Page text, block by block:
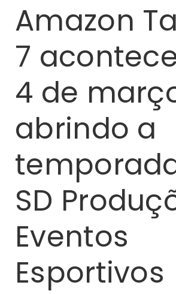
Amazon
7
4 de
abrindo a
SD
Eventos
Esportivos